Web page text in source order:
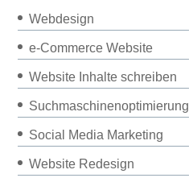
Webdesign
e-Commerce Website
Website Inhalte schreiben
Suchmaschinenoptimierung
Social Media Marketing
Website Redesign